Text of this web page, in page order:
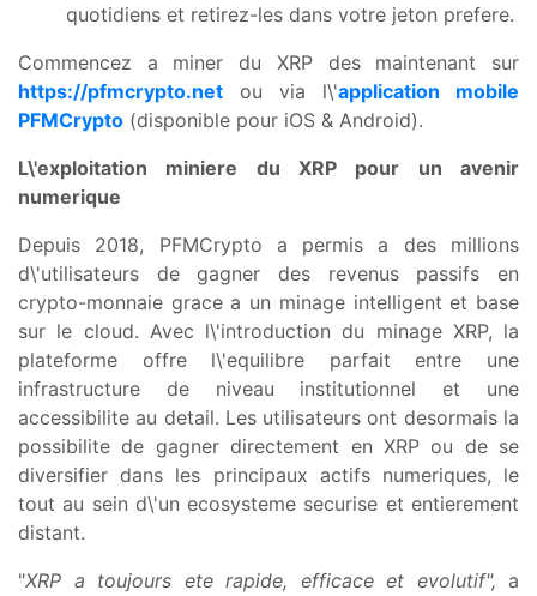
quotidiens et retirez-les dans votre jeton prefere.
Commencez a miner du XRP des maintenant sur
https://pfmcrypto.net ou via l\'application mobile
PFMCrypto (disponible pour iOS & Android).
L\'exploitation miniere du XRP pour un avenir
numerique
Depuis 2018, PFMCrypto a permis a des millions
d\'utilisateurs de gagner des revenus passifs en
crypto-monnaie grace a un minage intelligent et base
sur le cloud. Avec l\'introduction du minage XRP, la
plateforme offre l\'equilibre parfait entre une
infrastructure de niveau institutionnel et une
accessibilite au detail. Les utilisateurs ont desormais la
possibilite de gagner directement en XRP ou de se
diversifier dans les principaux actifs numeriques, le
tout au sein d\'un ecosysteme securise et entierement
distant.
"XRP a toujours ete rapide, efficace et evolutif", a